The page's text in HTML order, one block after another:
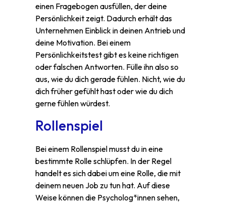
einen Fragebogen ausfüllen, der deine
Persönlichkeit zeigt. Dadurch erhält das
Unternehmen Einblick in deinen Antrieb und
deine Motivation. Bei einem
Persönlichkeitstest gibt es keine richtigen
oder falschen Antworten. Fülle ihn also so
aus, wie du dich gerade fühlen. Nicht, wie du
dich früher gefühlt hast oder wie du dich
gerne fühlen würdest.
Rollenspiel
Bei einem Rollenspiel musst du in eine
bestimmte Rolle schlüpfen. In der Regel
handelt es sich dabei um eine Rolle, die mit
deinem neuen Job zu tun hat. Auf diese
Weise können die Psycholog*innen sehen,